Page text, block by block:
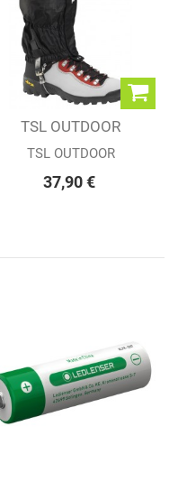
TSL OUTDOOR
GUETRES HIGHT
TREK...
TSL OUTDOOR
37,90 €